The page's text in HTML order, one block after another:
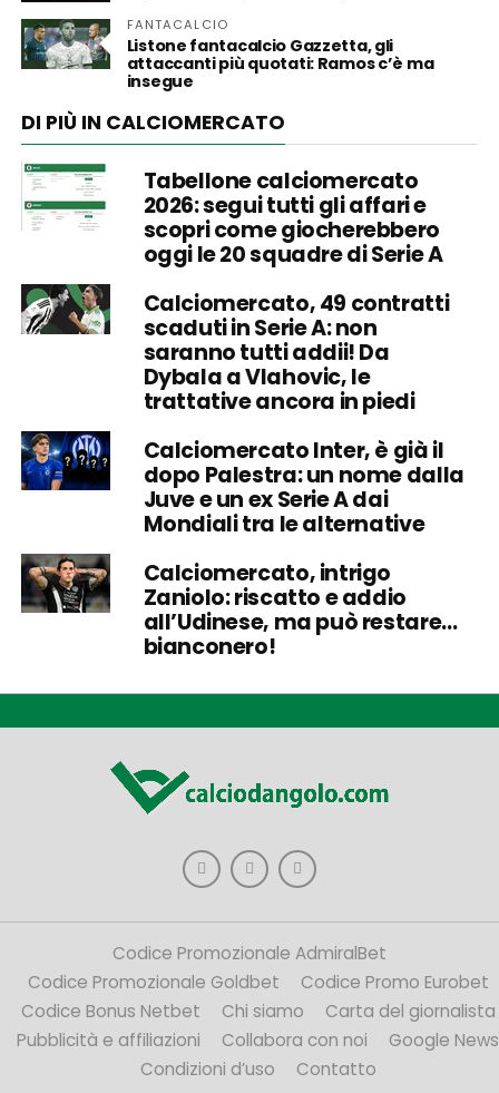
FANTACALCIO
Listone fantacalcio Gazzetta, gli
attaccanti più quotati: Ramos c’è ma
insegue
DI PIÙ IN CALCIOMERCATO
Tabellone calciomercato
2026: segui tutti gli affari e
scopri come giocherebbero
oggi le 20 squadre di Serie A
Calciomercato, 49 contratti
scaduti in Serie A: non
saranno tutti addii! Da
Dybala a Vlahovic, le
trattative ancora in piedi
Calciomercato Inter, è già il
dopo Palestra: un nome dalla
Juve e un ex Serie A dai
Mondiali tra le alternative
Calciomercato, intrigo
Zaniolo: riscatto e addio
all’Udinese, ma può restare…
bianconero!
Codice Promozionale AdmiralBet
Codice Promozionale Goldbet
Codice Promo Eurobet
Codice Bonus Netbet
Chi siamo
Carta del giornalista
Pubblicità e affiliazioni
Collabora con noi
Google News
Condizioni d’uso
Contatto